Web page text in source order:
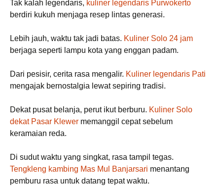
Tak kalah legendaris, kuliner legendaris Purwokerto
berdiri kukuh menjaga resep lintas generasi.
Lebih jauh, waktu tak jadi batas. Kuliner Solo 24 jam
berjaga seperti lampu kota yang enggan padam.
Dari pesisir, cerita rasa mengalir. Kuliner legendaris Pati
mengajak bernostalgia lewat sepiring tradisi.
Dekat pusat belanja, perut ikut berburu. Kuliner Solo
dekat Pasar Klewer memanggil cepat sebelum
keramaian reda.
Di sudut waktu yang singkat, rasa tampil tegas.
Tengkleng kambing Mas Mul Banjarsari menantang
pemburu rasa untuk datang tepat waktu.